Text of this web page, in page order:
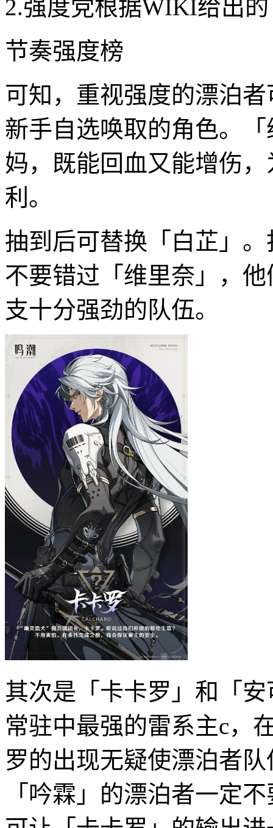
2.强度党根据WIKI给出的
节奏强度榜
可知，重视强度的漂泊
新手自选唤取的角色。
妈，既能回血又能增伤
利。
抽到后可替换「白芷」
不要错过「维里奈」，
支十分强劲的队伍。
其次是「卡卡罗」和「
常驻中最强的雷系主c，
罗的出现无疑使漂泊者
「吟霖」的漂泊者一定